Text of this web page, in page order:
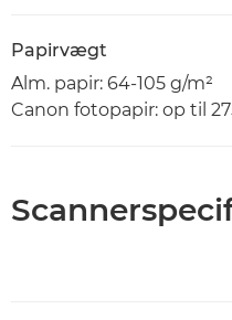
Papirvægt
Alm. papir: 64-105 g/m²
Canon fotopapir: op til